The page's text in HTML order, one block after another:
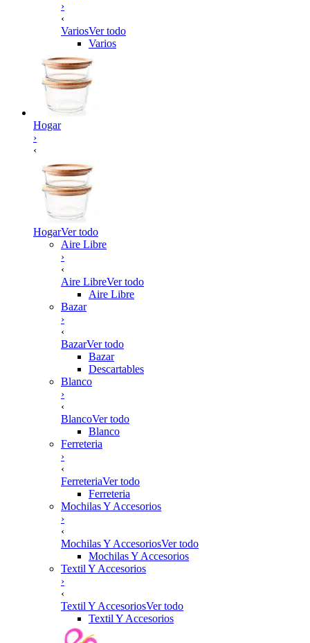
›
‹
VariosVer todo
Varios
Hogar
›
‹
HogarVer todo
Aire Libre
›
‹
Aire LibreVer todo
Aire Libre
Bazar
›
‹
BazarVer todo
Bazar
Descartables
Blanco
›
‹
BlancoVer todo
Blanco
Ferreteria
›
‹
FerreteriaVer todo
Ferreteria
Mochilas Y Accesorios
›
‹
Mochilas Y AccesoriosVer todo
Mochilas Y Accesorios
Textil Y Accesorios
›
‹
Textil Y AccesoriosVer todo
Textil Y Accesorios